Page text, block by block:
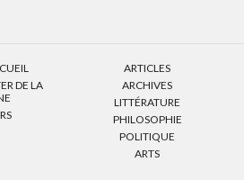
DE LA
ARTICLES
ARCHIVES
LITTÉRATURE
PHILOSOPHIE
POLITIQUE
ARTS